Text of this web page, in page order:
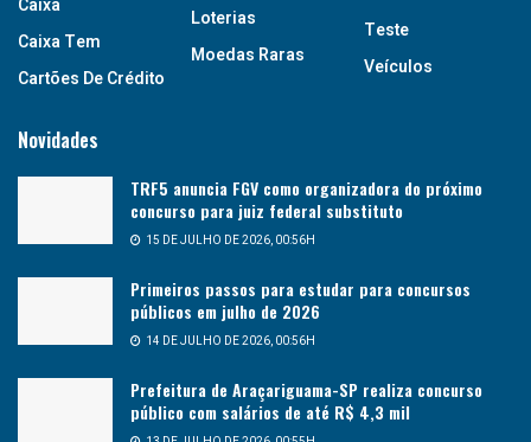
Caixa
Caixa Tem
Cartões De Crédito
Loterias
Moedas Raras
Teste
Veículos
Novidades
TRF5 anuncia FGV como organizadora do próximo
concurso para juiz federal substituto
15 DE JULHO DE 2026, 00:56H
Primeiros passos para estudar para concursos
públicos em julho de 2026
14 DE JULHO DE 2026, 00:56H
Prefeitura de Araçariguama-SP realiza concurso
público com salários de até R$ 4,3 mil